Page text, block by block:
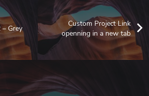
Grey
Custom Project Link
openning in a new tab